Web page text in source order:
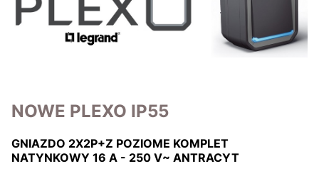
NOWE PLEXO IP55
GNIAZDO 2X2P+Z POZIOME KOMPLET
NATYNKOWY 16 A - 250 V~ ANTRACYT